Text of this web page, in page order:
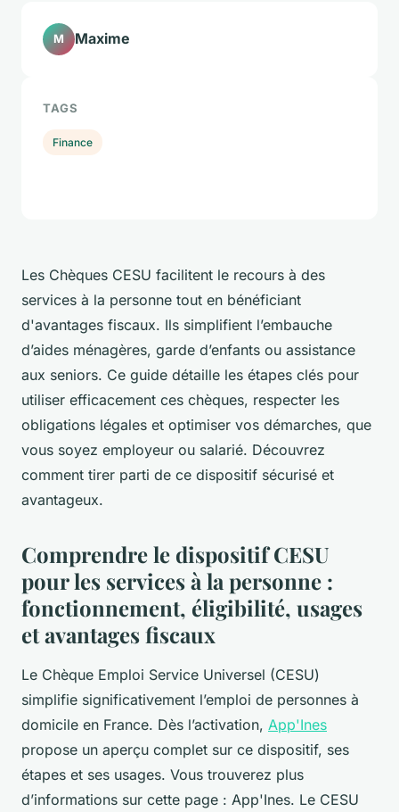
Les Chèques CESU facilitent le recours à des
services à la personne tout en bénéficiant
d'avantages fiscaux. Ils simplifient l’embauche
d’aides ménagères, garde d’enfants ou assistance
aux seniors. Ce guide détaille les étapes clés pour
utiliser efficacement ces chèques, respecter les
obligations légales et optimiser vos démarches, que
vous soyez employeur ou salarié. Découvrez
comment tirer parti de ce dispositif sécurisé et
avantageux.
Comprendre le dispositif CESU
pour les services à la personne :
fonctionnement, éligibilité, usages
et avantages fiscaux
Le Chèque Emploi Service Universel (CESU)
simplifie significativement l’emploi de personnes à
domicile en France. Dès l’activation, App'Ines
propose un aperçu complet sur ce dispositif, ses
étapes et ses usages. Vous trouverez plus
d’informations sur cette page : App'Ines. Le CESU
M Maxime
TAGS
Finance